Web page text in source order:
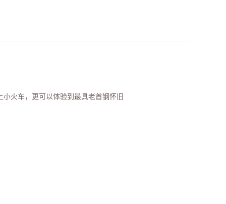
火车，更可以体验到最具老首钢怀旧